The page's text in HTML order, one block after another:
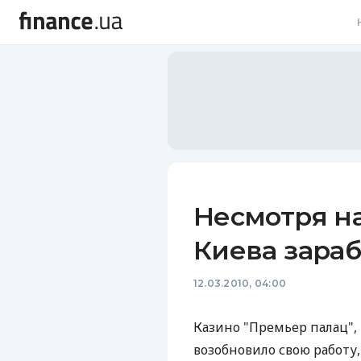
Несмотря
Киева
12.03.2010, 04:00
Казино "Премьер
возобновило свою